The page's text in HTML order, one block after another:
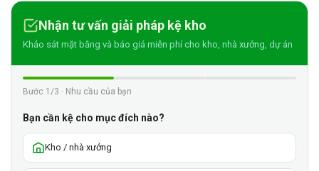
Nhận tư vấn giải pháp kệ kho
Khảo sát mặt bằng và báo giá miễn phí cho kho, nhà xưởng, dự án
Bước 1/3 · Nhu cầu của bạn
Bạn cần kệ cho mục đích nào?
Kho / nhà xưởng